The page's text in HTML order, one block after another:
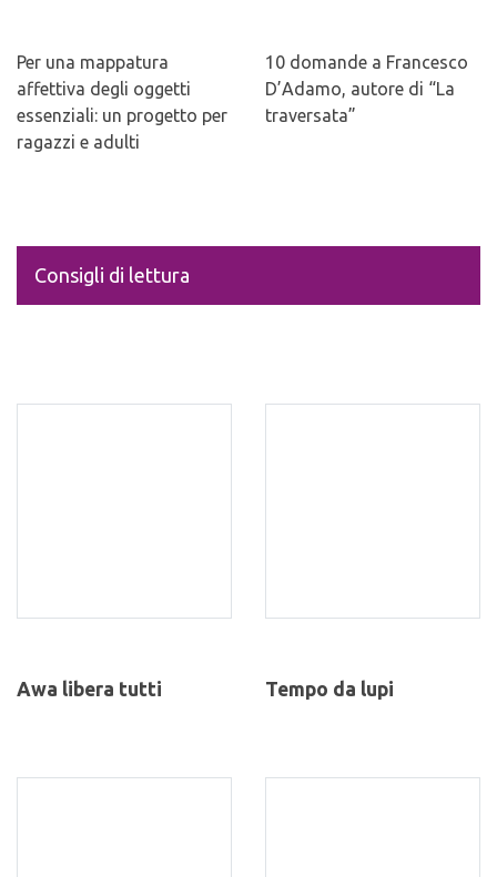
Per una mappatura
affettiva degli oggetti
essenziali: un progetto per
ragazzi e adulti
10 domande a Francesco
D’Adamo, autore di “La
traversata”
Consigli di lettura
Awa libera tutti Tempo da lupi